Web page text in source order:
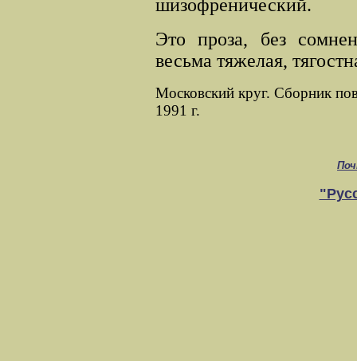
шизофренический.
Это проза, без
весьма тяжелая,
Московский круг. Сборник
1991 г.